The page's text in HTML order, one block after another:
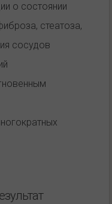
о состоянии
стеатоза,
сосудов